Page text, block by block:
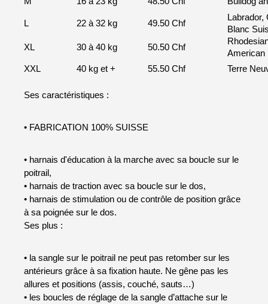
L 22 à 32 kg 49.50 Chf
Labrador,
Blanc
XL
30 à 40 kg 50.50 Chf
American
XXL
40 kg et + 55.50 Chf Terre
Ses caractéristiques :
• FABRICATION 100% SUISSE
• harnais d'éducation à la marche avec sa boucle sur le
poitrail,
• harnais de traction avec sa boucle sur le dos,
• harnais de stimulation ou de contrôle de position grâce
à sa poignée sur le dos.
Ses plus :
• la sangle sur le poitrail ne peut pas retomber sur les
antérieurs grâce à sa fixation haute. Ne gêne pas les
allures et positions (assis, couché, sauts…)
• les boucles de réglage de la sangle d’attache sur le